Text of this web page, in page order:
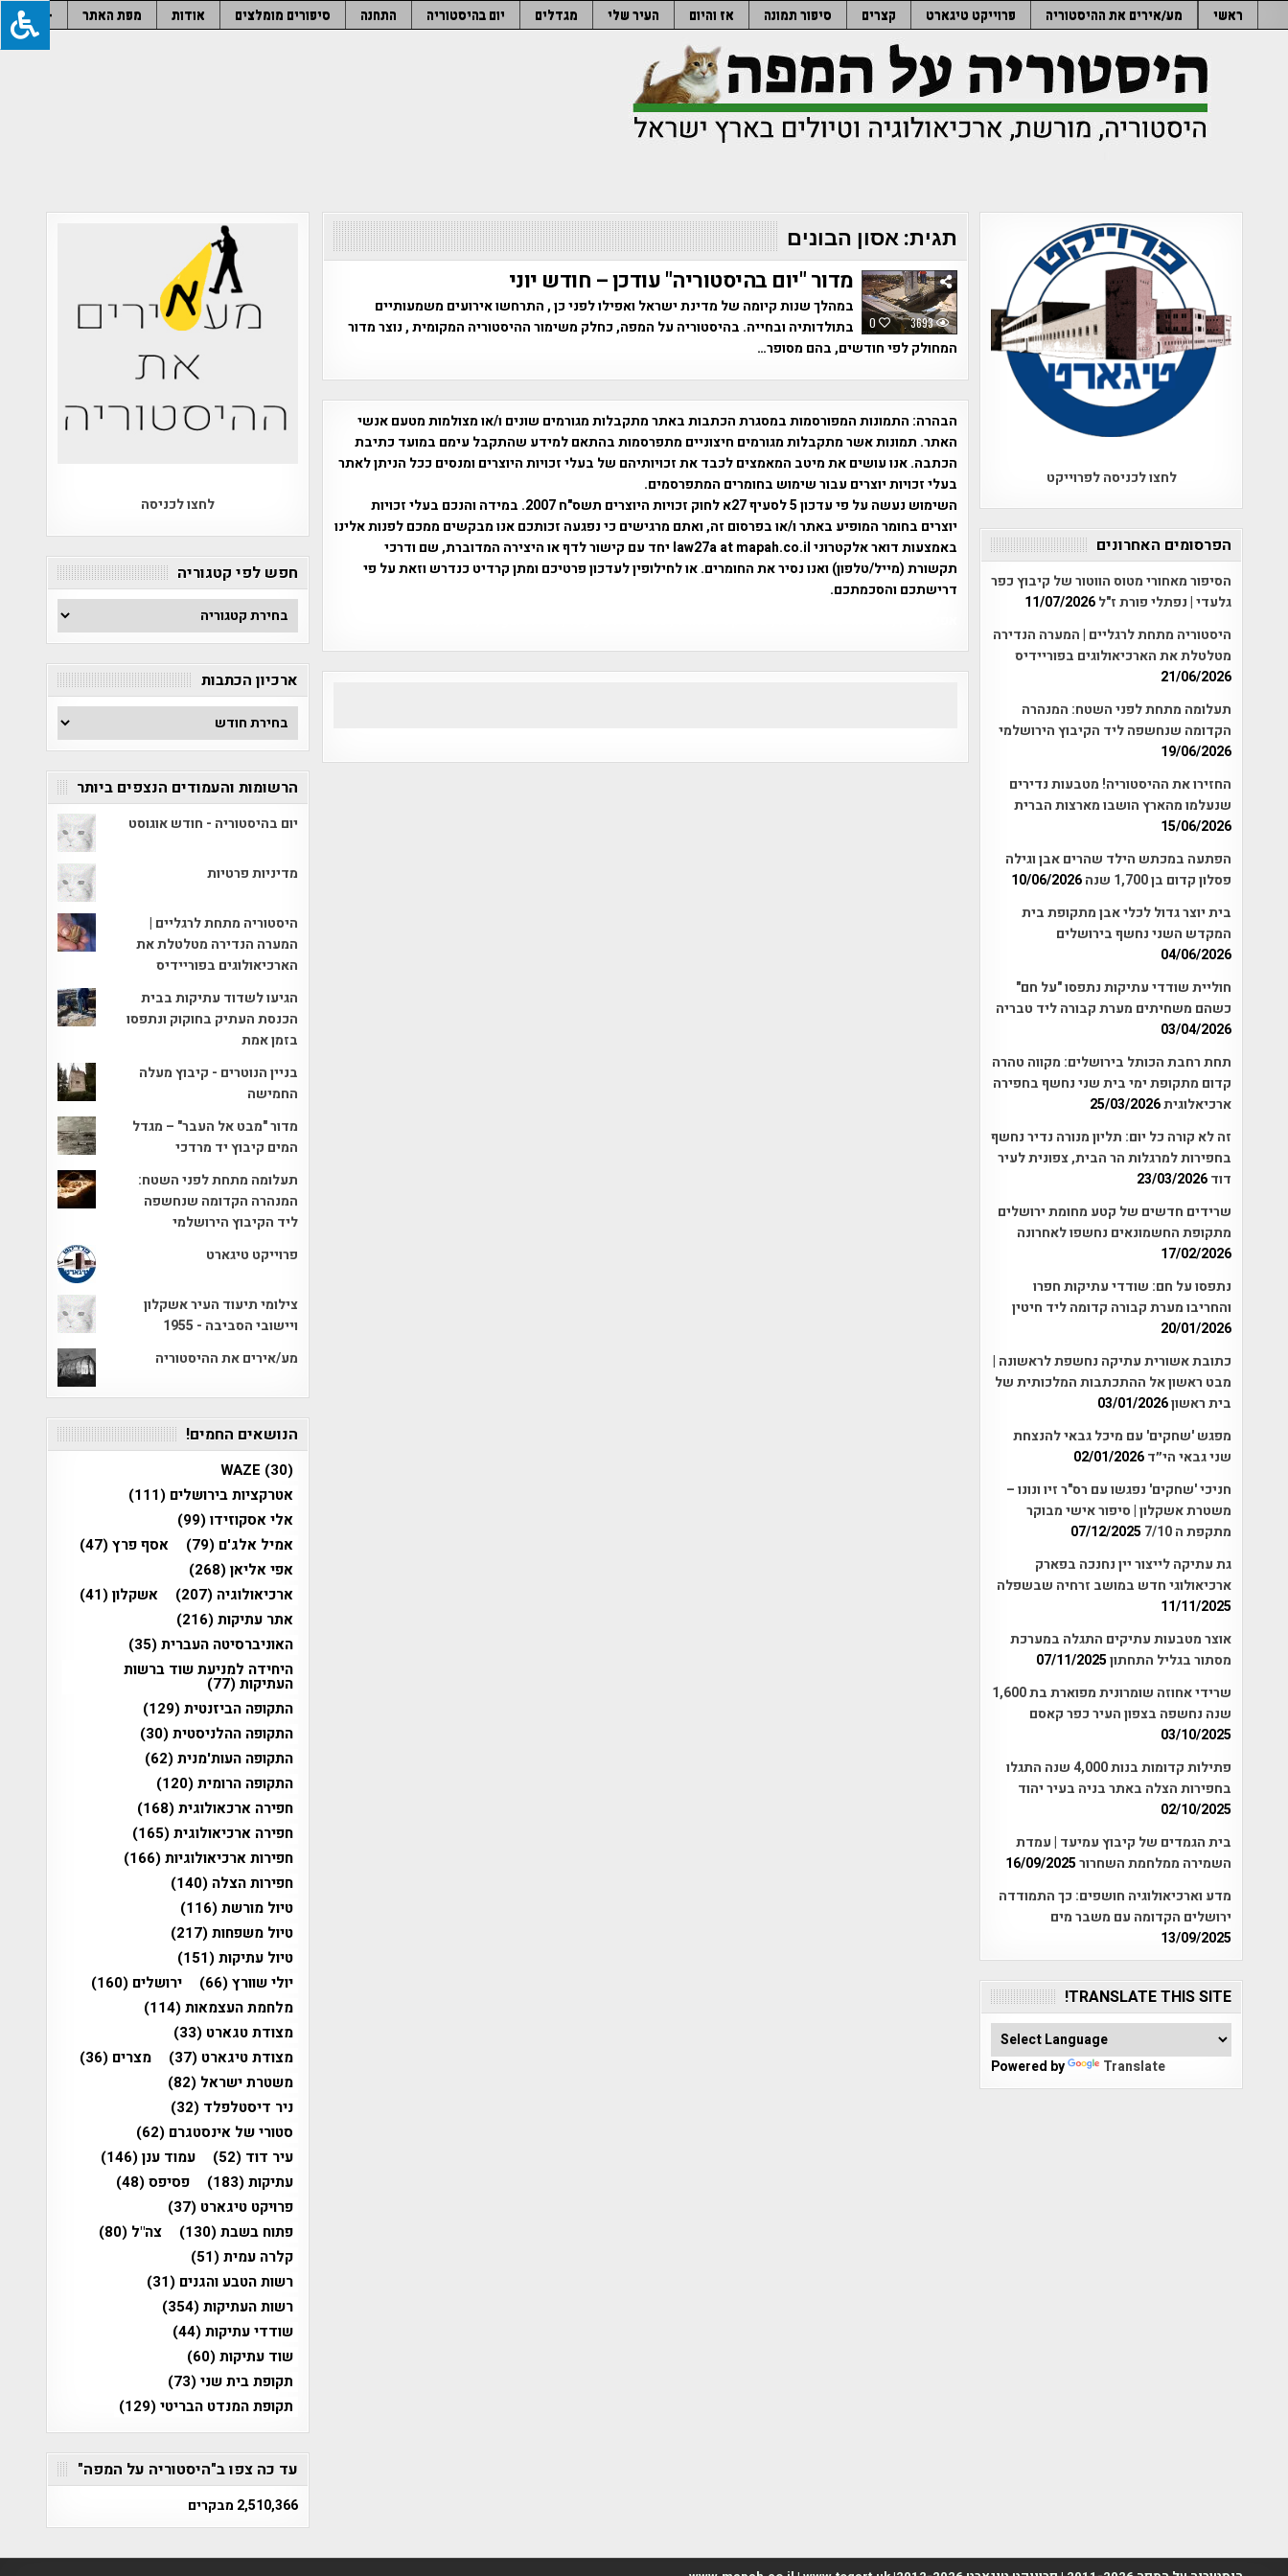
to
ראשי מע/אירים את ההיסטוריה פרוייקט טיגארט קצרים סיפור תמונה אז והיום העיר שלי מגדלים יום בהיסטוריה התחנה סיפורים מומלצים אודות מפת האתר –
תגית:אסון הבונים
0 3693
מדור "יום בהיסטוריה" עודכן – חודש יוני
במהלך שנות קיומה של מדינת ישראל ואפילו לפני כן , התרחשו אירועים משמעותיים
בתולדותיה ובחייה. בהיסטוריה על המפה, כחלק משימור ההיסטוריה המקומית , נוצר מדור
המחולק לפי חודשים, בהם מסופר…
הבהרה: התמונות המפורסמות במסגרת הכתבות באתר מתקבלות מגורמים שונים ו/או מצולמות מטעם אנשי
האתר. תמונות אשר מתקבלות מגורמים חיצוניים מתפרסמות בהתאם למידע שהתקבל עימם במועד כתיבת
הכתבה. אנו עושים את מיטב המאמצים לכבד את זכויותיהם של בעלי זכויות היוצרים ומנסים ככל הניתן לאתר
בעלי זכויות יוצרים עבור שימוש בחומרים המתפרסמים.
השימוש נעשה על פי עדכון 5 לסעיף 27א לחוק זכויות היוצרים תשס"ח 2007. במידה והנכם בעלי זכויות
יוצרים בחומר המופיע באתר ו/או בפרסום זה, ואתם מרגישים כי נפגעה זכותכם אנו מבקשים ממכם לפנות אלינו
באמצעות דואר אלקטרוני law27a at mapah.co.il יחד עם קישור לדף או היצירה המדוברת, שם ודרכי
תקשורת (מייל/טלפון) ואנו נסיר את החומרים. או לחילופין לעדכון פרטיכם ומתן קרדיט כנדרש וזאת על פי
דרישתכם והסכמתכם.
לחצו לכניסה לפרוייקט
הפרסומים האחרונים
הסיפור מאחורי מטוס הווטור של קיבוץ כפר
גלעדי | נפתלי פורת ז"ל11/07/2026
היסטוריה מתחת לרגליים | המערה הנדירה
מטלטלת את הארכיאולוגים בפוריידיס
21/06/2026
תעלומה מתחת לפני השטח: המנהרה
הקדומה שנחשפה ליד הקיבוץ הירושלמי
19/06/2026
החזירו את ההיסטוריה! מטבעות נדירים
שנעלמו מהארץ הושבו מארצות הברית
15/06/2026
הפתעה במכתש הילד שהרים אבן וגילה
פסלון קדום בן 1,700 שנה
10/06/2026
בית יוצר גדול לכלי אבן מתקופת בית
המקדש השני נחשף בירושלים
04/06/2026
חוליית שודדי עתיקות נתפסו "על חם"
כשהם משחיתים מערת קבורה ליד טבריה
03/04/2026
תחת רחבת הכותל בירושלים: מקווה טהרה
קדום מתקופת ימי בית שני נחשף בחפירה
ארכיאלוגית25/03/2026
זה לא קורה כל יום: תליון מנורה נדיר נחשף
בחפירות למרגלות הר הבית, צפונית לעיר
דוד23/03/2026
שרידים חדשים של קטע מחומת ירושלים
מתקופת החשמונאים נחשפו לאחרונה
17/02/2026
נתפסו על חם: שודדי עתיקות חפרו
והחריבו מערת קבורה קדומה ליד חיטין
20/01/2026
כתובת אשורית עתיקה נחשפת לראשונה |
מבט ראשון אל ההתכתבות המלכותית של
בית ראשון03/01/2026
מפגש 'שחקים' עם מיכל גבאי להנצחת
שני גבאי הי״ד02/01/2026
חניכי 'שחקים' נפגשו עם רס"ר זיו ונונו –
משטרת אשקלון | סיפור אישי מבוקר
מתקפת ה 7/10
07/12/2025
גת עתיקה לייצור יין נחנכה בפארק
ארכיאולוגי חדש במושב זרחיה שבשפלה
11/11/2025
אוצר מטבעות עתיקים התגלה במערכת
מסתור בגליל התחתון07/11/2025
שרידי אחוזה שומרונית מפוארת בת 1,600
שנה נחשפה בצפון העיר כפר קאסם
03/10/2025
פתילות קדומות בנות 4,000 שנה התגלו
בחפירות הצלה באתר בניה בעיר יהוד
02/10/2025
בית הגמדים של קיבוץ עמיעד | עמדת
השמירה ממלחמת השחרור16/09/2025
מדע וארכיאולוגיה חושפים: כך התמודדה
ירושלים הקדומה עם משבר מים
13/09/2025
TRANSLATE THIS SITE!
Powered by Translate
לחצו לכניסה
חפש לפי קטגוריה
חפש
לפי
קטגוריה
ארכיון הכתבות
ארכיון
הכתבות
הרשומות והעמודים הנצפים ביותר
יום בהיסטוריה - חודש אוגוסט
מדיניות פרטיות
היסטוריה מתחת לרגליים |
המערה הנדירה מטלטלת את
הארכיאולוגים בפוריידיס
הגיעו לשדוד עתיקות בבית
הכנסת העתיק בחוקוק ונתפסו
בזמן אמת
בניין הנוטרים - קיבוץ מעלה
החמישה
מדור "מבט אל העבר" – מגדל
המים קיבוץ יד מרדכי
תעלומה מתחת לפני השטח:
המנהרה הקדומה שנחשפה
ליד הקיבוץ הירושלמי
פרוייקט טיגארט
צילומי תיעוד העיר אשקלון
ויישובי הסביבה - 1955
מע/אירים את ההיסטוריה
הנושאים החמים!
WAZE (30)
אטרקציות בירושלים (111)
אלי אסקוזידו(99)
אמיל אלג'ם (79) אסף פרץ(47)
אפי אליאן(268)
ארכיאולוגיה (207) אשקלון(41)
אתר עתיקות(216)
האוניברסיטה העברית(35)
היחידה למניעת שוד ברשות
העתיקות(77)
התקופה הביזנטית(129)
התקופה ההלניסטית(30)
התקופה העות'מנית(62)
התקופה הרומית(120)
חפירה ארכאולוגית(168)
חפירה ארכיאולוגית(165)
חפירות ארכיאולוגיות(166)
חפירות הצלה (140)
טיול מורשת(116)
טיול משפחות(217)
טיול עתיקות(151)
יולי שוורץ(66) ירושלים (160)
מלחמת העצמאות(114)
מצודת טגארט (33)
מצודת טיגארט (37) מצרים (36)
משטרת ישראל (82)
ניר דיסטלפלד (32)
סטורי של אינסטגרם (62)
עיר דוד (52) עמוד ענן(146)
עתיקות(183) פסיפס(48)
פרויקט טיגארט (37)
פתוח בשבת(130) צה"ל (80)
קלרה עמית(51)
רשות הטבע והגנים (31)
רשות העתיקות(354)
שודדי עתיקות(44)
שוד עתיקות(60)
תקופת בית שני(73)
תקופת המנדט הבריטי(129)
עד כה צפו ב"היסטוריה על המפה"
2,510,366 מבקרים